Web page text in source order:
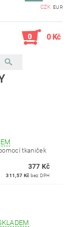
CZK EUR
0 0 Kč
tkaniček
377 Kč
311,57 Kč bez DPH